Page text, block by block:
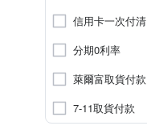
信用卡一次付清
分期0利率
萊爾富取貨付款
7-11取貨付款